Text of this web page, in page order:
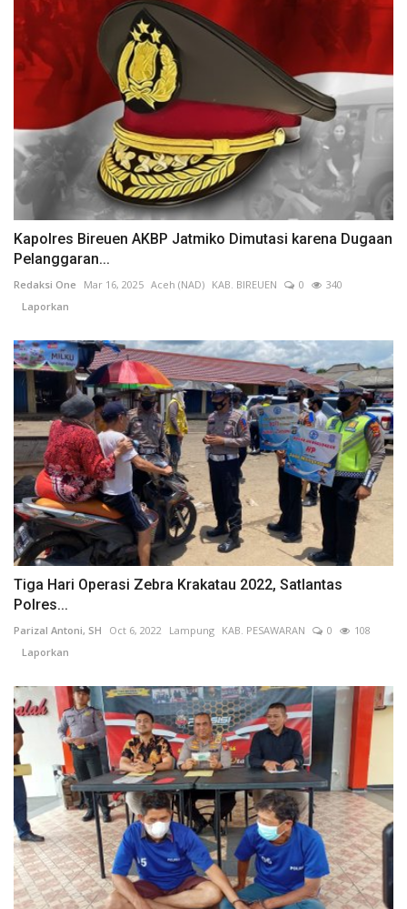
Kapolres Bireuen AKBP Jatmiko Dimutasi karena Dugaan
Pelanggaran...
Redaksi One Mar 16, 2025 Aceh (NAD) KAB. BIREUEN 0
340
Laporkan
Tiga Hari Operasi Zebra Krakatau 2022, Satlantas
Polres...
Parizal Antoni, SH Oct 6, 2022 Lampung KAB. PESAWARAN 0
108
Laporkan